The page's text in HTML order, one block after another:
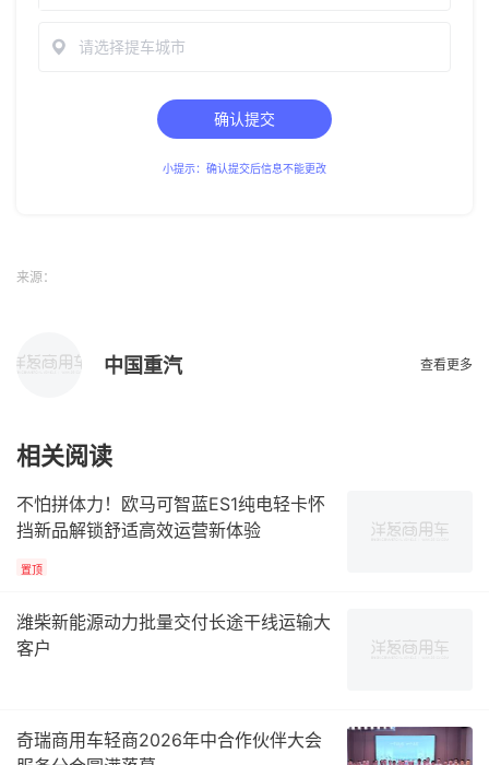
请选择提车城市
确认提交
小提示：确认提交后信息不能更改
来源：
中国重汽 查看更多
相关阅读
不怕拼体力！欧马可智蓝ES1纯电轻卡怀
挡新品解锁舒适高效运营新体验
置顶
潍柴新能源动力批量交付长途干线运输大
客户
奇瑞商用车轻商2026年中合作伙伴大会